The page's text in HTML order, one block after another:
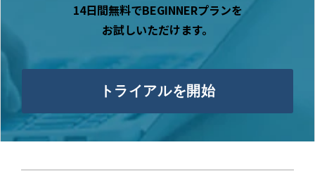
14日間無料でBEGINNERプランを
お試しいただけます。
トライアルを開始